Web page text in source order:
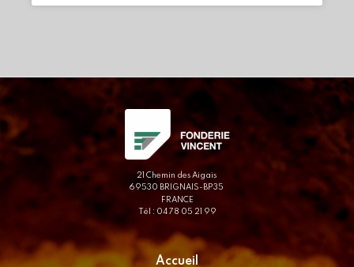
21 Chemin des Aigais
69530 BRIGNAIS-BP35
FRANCE
Tél : 04 78 05 21 99
Accueil